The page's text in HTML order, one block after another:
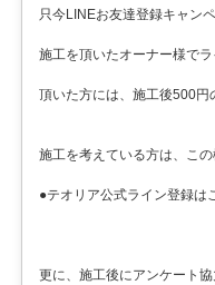
只今LINEお友達登録キャン
施工を頂いたオーナー様で
頂いた方には、施工後500
施工を考えている方は、こ
●テオリア公式ライン登録は
更に、施工後にアンケート